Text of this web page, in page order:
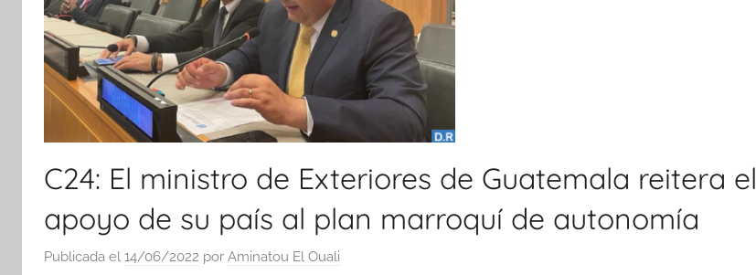
C24: El ministro de Exteriores de Guatemala reitera el
apoyo de su país al plan marroquí de autonomía
Publicada el 14/06/2022 por Aminatou El Ouali